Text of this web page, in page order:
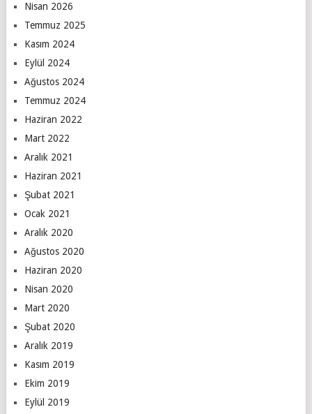
Nisan 2026
Temmuz 2025
Kasım 2024
Eylül 2024
Ağustos 2024
Temmuz 2024
Haziran 2022
Mart 2022
Aralık 2021
Haziran 2021
Şubat 2021
Ocak 2021
Aralık 2020
Ağustos 2020
Haziran 2020
Nisan 2020
Mart 2020
Şubat 2020
Aralık 2019
Kasım 2019
Ekim 2019
Eylül 2019